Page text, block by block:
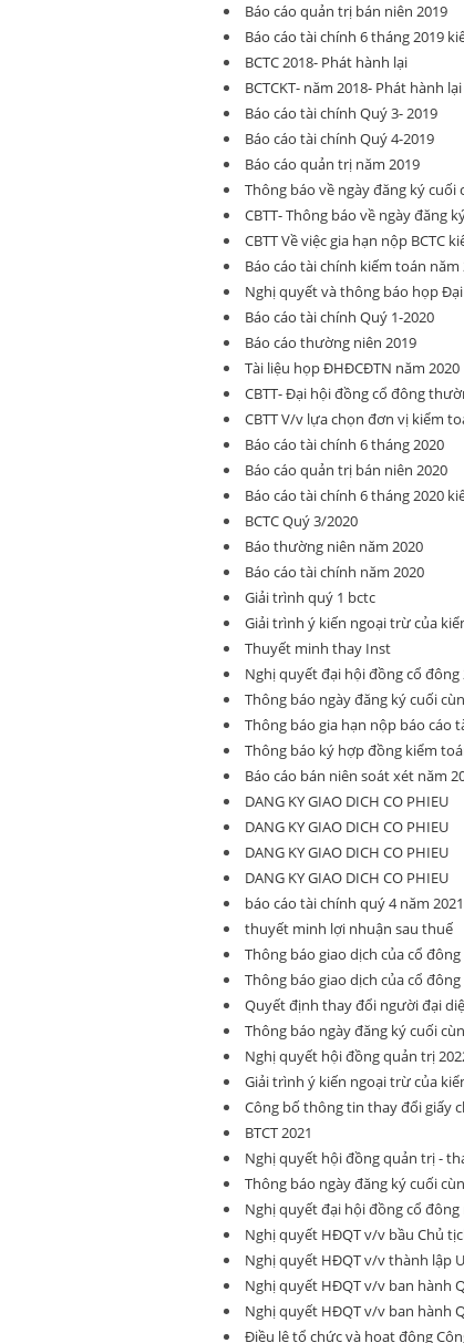
Báo cáo quản trị bán niên 2019
Báo cáo tài chính 6 tháng 2019
BCTC 2018- Phát hành lại
BCTCKT- năm 2018- Phát hành lại
Báo cáo tài chính Quý 3- 2019
Báo cáo tài chính Quý 4-2019
Báo cáo quản trị năm 2019
Thông báo về ngày đăng ký
CBTT- Thông báo về ngày đăng
CBTT Về việc gia hạn nộp BCTC
Báo cáo tài chính kiếm toán năm
Nghị quyết và thông báo họp
Báo cáo tài chính Quý 1-2020
Báo cáo thường niên 2019
Tài liệu họp ĐHĐCĐTN năm 2020
CBTT- Đại hội đồng cổ đông
CBTT V/v lựa chọn đơn vị kiểm
Báo cáo tài chính 6 tháng 2020
Báo cáo quản trị bán niên 2020
Báo cáo tài chính 6 tháng 2020
BCTC Quý 3/2020
Báo thường niên năm 2020
Báo cáo tài chính năm 2020
Giải trình quý 1 bctc
Giải trình ý kiến ngoại trừ của
Thuyết minh thay Inst
Nghị quyết đại hội đồng cổ đông
Thông báo ngày đăng ký cuối
Thông báo gia hạn nộp báo cáo
Thông báo ký hợp đồng kiểm
Báo cáo bán niên soát xét năm
DANG KY GIAO DICH CO PHIEU
DANG KY GIAO DICH CO PHIEU
DANG KY GIAO DICH CO PHIEU
DANG KY GIAO DICH CO PHIEU
báo cáo tài chính quý 4 năm 2021
thuyết minh lợi nhuận sau thuế
Thông báo giao dịch của cổ đông
Thông báo giao dịch của cổ đông
Quyết định thay đổi người đại
Thông báo ngày đăng ký cuối
Nghị quyết hội đồng quản trị
Giải trình ý kiến ngoại trừ của
Công bố thông tin thay đổi giấy
BTCT 2021
Nghị quyết hội đồng quản trị -
Thông báo ngày đăng ký cuối
Nghị quyết đại hội đồng cổ đông
Nghị quyết HĐQT v/v bầu Chủ
Nghị quyết HĐQT v/v thành lập
Nghị quyết HĐQT v/v ban hành
Nghị quyết HĐQT v/v ban hành
Điều lệ tổ chức và hoạt động